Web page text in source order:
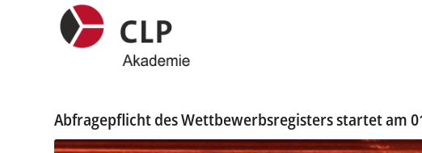
Abfragepflicht des Wettbewerbsregisters startet am